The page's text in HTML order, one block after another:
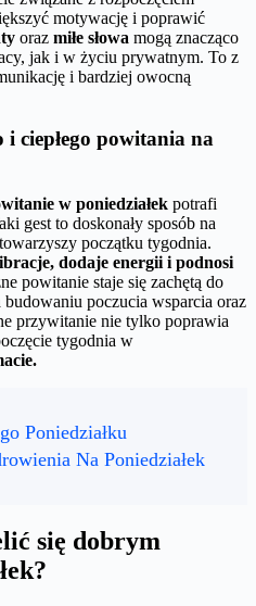
motywację i poprawić
oraz miłe słowa mogą znacząco
jak i w życiu prywatnym. To z
i bardziej owocną
ciepłego powitania na
w poniedziałek potrafi
gest to doskonały sposób na
początku tygodnia.
dodaje energii i podnosi
powitanie staje się zachętą do
budowaniu poczucia wsparcia oraz
przywitanie nie tylko poprawia
tygodnia w
Poniedziałku
Na Poniedziałek
się dobrym